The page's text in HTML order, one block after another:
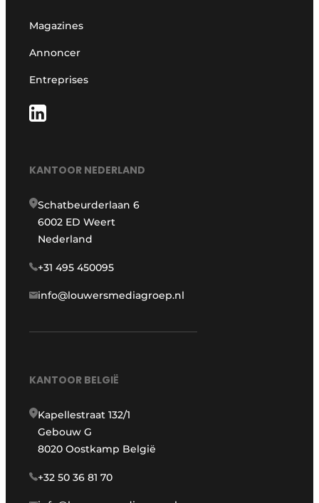
Magazines
Annoncer
Entreprises
KANTOOR NEDERLAND
Schatbeurderlaan 6
6002 ED Weert
Nederland
+31 495 450095
info@louwersmediagroep.nl
KANTOOR BELGIË
Kapellestraat 132/1
Gebouw G
8020 Oostkamp België
+32 50 36 81 70